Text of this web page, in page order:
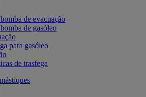
de evacuação
de gasóleo
para gasóleo
de trasfega